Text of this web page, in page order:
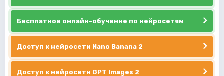
Бесплатное онлайн-обучение по нейросетям
Доступ к нейросети Nano Banana 2
Доступ к нейросети GPT Images 2